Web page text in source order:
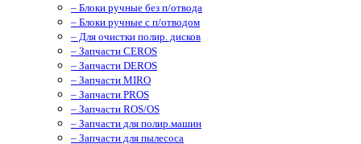
– Блоки ручные без п/отвода
– Блоки ручные с п/отводом
– Для очистки полир. дисков
– Запчасти CEROS
– Запчасти DEROS
– Запчасти MIRO
– Запчасти PROS
– Запчасти ROS/OS
– Запчасти для полир.машин
– Запчасти для пылесоса